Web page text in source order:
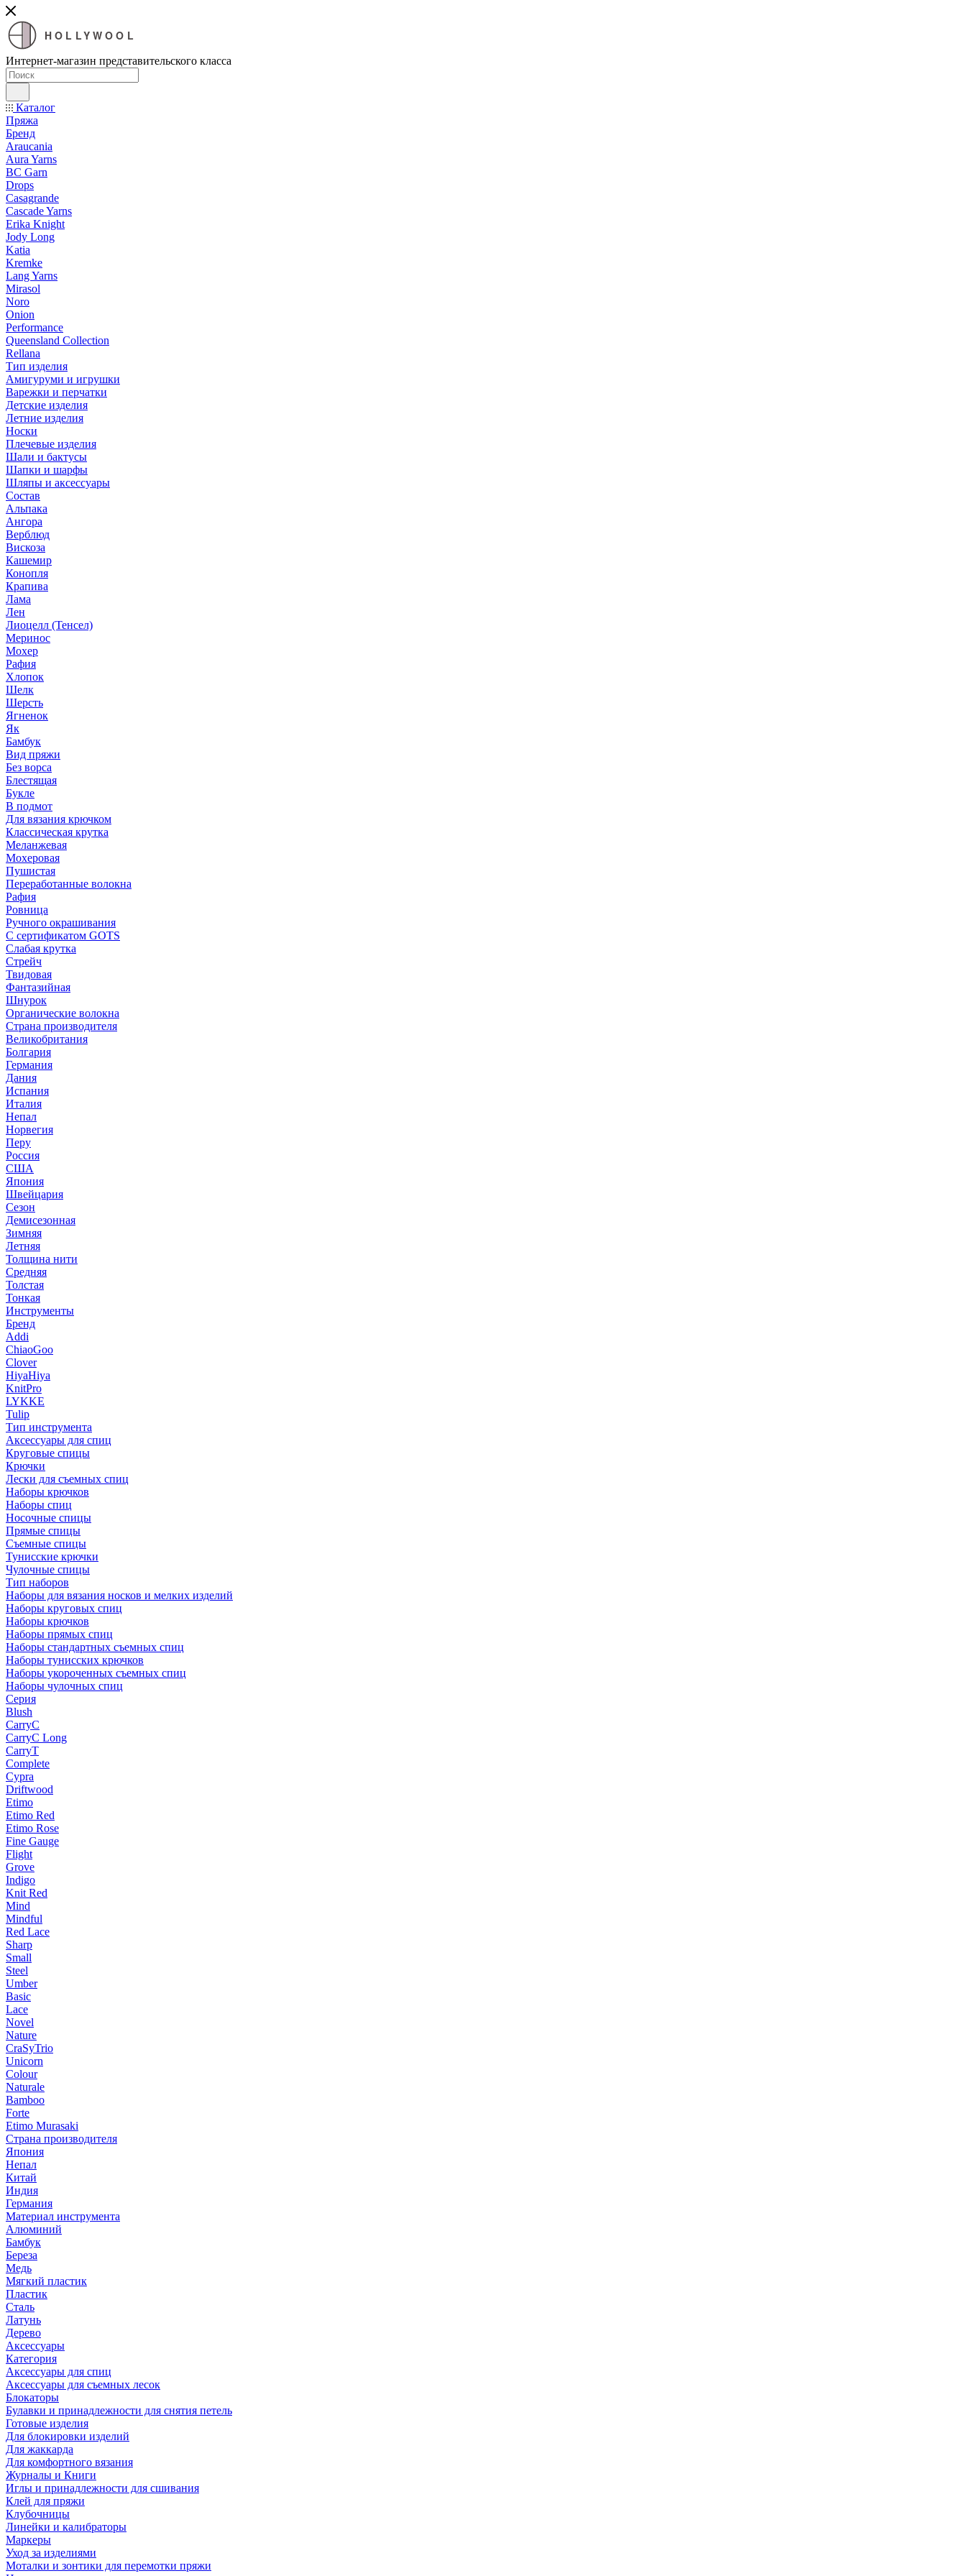
HOLLYWOOL
Интернет-магазин представительского класса
Каталог
Пряжа
Бренд
Araucania
Aura Yarns
BC Garn
Drops
Casagrande
Cascade Yarns
Erika Knight
Jody Long
Katia
Kremke
Lang Yarns
Mirasol
Noro
Onion
Performance
Queensland Collection
Rellana
Тип изделия
Амигуруми и игрушки
Варежки и перчатки
Детские изделия
Летние изделия
Носки
Плечевые изделия
Шали и бактусы
Шапки и шарфы
Шляпы и аксессуары
Состав
Альпака
Ангора
Верблюд
Вискоза
Кашемир
Конопля
Крапива
Лама
Лен
Лиоцелл (Тенсел)
Меринос
Мохер
Рафия
Хлопок
Шелк
Шерсть
Ягненок
Як
Бамбук
Вид пряжи
Без ворса
Блестящая
Букле
В подмот
Для вязания крючком
Классическая крутка
Меланжевая
Мохеровая
Пушистая
Переработанные волокна
Рафия
Ровница
Ручного окрашивания
С сертификатом GOTS
Слабая крутка
Стрейч
Твидовая
Фантазийная
Шнурок
Органические волокна
Страна производителя
Великобритания
Болгария
Германия
Дания
Испания
Италия
Непал
Норвегия
Перу
Россия
США
Япония
Швейцария
Сезон
Демисезонная
Зимняя
Летняя
Толщина нити
Средняя
Толстая
Тонкая
Инструменты
Бренд
Addi
ChiaoGoo
Clover
HiyaHiya
KnitPro
LYKKE
Tulip
Тип инструмента
Аксессуары для спиц
Круговые спицы
Крючки
Лески для съемных спиц
Наборы крючков
Наборы спиц
Носочные спицы
Прямые спицы
Съемные спицы
Тунисские крючки
Чулочные спицы
Тип наборов
Наборы для вязания носков и мелких изделий
Наборы круговых спиц
Наборы крючков
Наборы прямых спиц
Наборы стандартных съемных спиц
Наборы тунисских крючков
Наборы укороченных съемных спиц
Наборы чулочных спиц
Серия
Blush
CarryC
CarryC Long
CarryT
Complete
Cypra
Driftwood
Etimo
Etimo Red
Etimo Rose
Fine Gauge
Flight
Grove
Indigo
Knit Red
Mind
Mindful
Red Lace
Sharp
Small
Steel
Umber
Basic
Lace
Novel
Nature
CraSyTrio
Unicorn
Colour
Naturale
Bamboo
Forte
Etimo Murasaki
Страна производителя
Япония
Непал
Китай
Индия
Германия
Материал инструмента
Алюминий
Бамбук
Береза
Медь
Мягкий пластик
Пластик
Сталь
Латунь
Дерево
Аксессуары
Категория
Аксессуары для спиц
Аксессуары для съемных лесок
Блокаторы
Булавки и принадлежности для снятия петель
Готовые изделия
Для блокировки изделий
Для жаккарда
Для комфортного вязания
Журналы и Книги
Иглы и принадлежности для сшивания
Клей для пряжи
Клубочницы
Линейки и калибраторы
Маркеры
Уход за изделиями
Моталки и зонтики для перемотки пряжи